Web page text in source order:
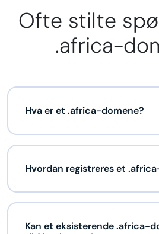
Ofte stilte
.africa-
Hva er et .africa-domene?
Hvordan registreres et
Kan et eksisterende .africa-